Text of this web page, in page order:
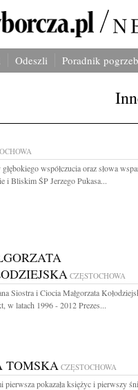
Odeszli Poradnik
współczucia oraz słowa
i Bliskim ŚP Jerzego Pukasa...
CZĘSTOCHOWA
Siostra i Ciocia Małgorzata
w latach 1996 - 2012 Prezes...
TOMSKACZĘSTOCHOWA
pierw­sza po­ka­za­ła księ­życ i pierw­szy